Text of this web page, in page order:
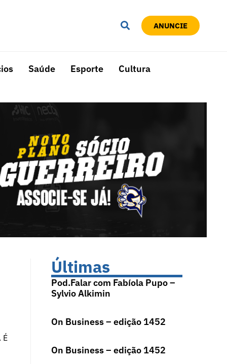
ANUNCIE
Saúde Esporte Cultura
É
Últimas
Pod.Falar com Fabíola Pupo –
Sylvio Alkimin
On Business – edição 1452
On Business – edição 1452